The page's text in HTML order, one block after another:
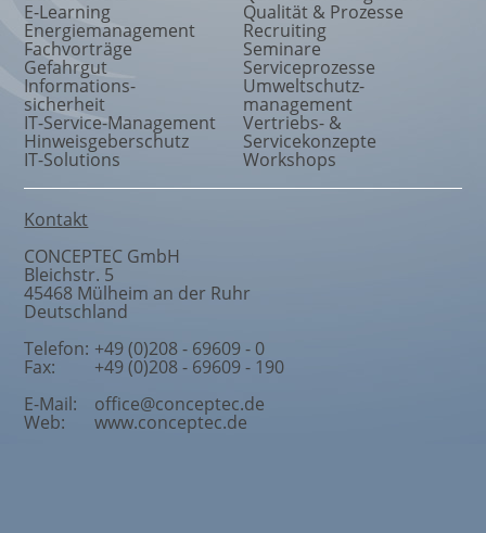
E-Learning
Energiemanagement
Fachvorträge
Gefahrgut
Informations-
sicherheit
IT-Service-Management
Hinweisgeberschutz
IT-Solutions
Qualität & Prozesse
Recruiting
Seminare
Serviceprozesse
Umweltschutz-
management
Vertriebs- &
Servicekonzepte
Workshops
Kontakt
CONCEPTEC GmbH
Bleichstr. 5
45468 Mülheim an der Ruhr
Deutschland
Telefon: +49 (0)208 - 69609 - 0
Fax:
+49 (0)208 - 69609 - 190
E-Mail:
office@conceptec.de
Web: www.conceptec.de